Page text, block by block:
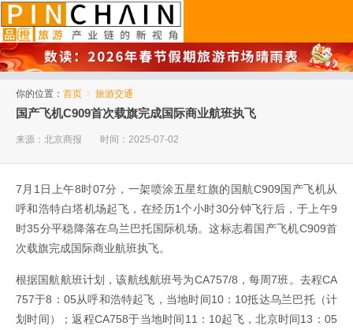
你的位置： 首页 > 旅游交通
国产飞机C909首次载旗完成国际商业航班执飞
来源：北京商报 时间：2025-07-02
7月1日上午8时07分，一架喷涂五星红旗的国航C909国产飞机从
呼和浩特白塔机场起飞，在经历1个小时30分钟飞行后，于上午9
时35分平稳降落在乌兰巴托国际机场。这标志着国产飞机C909首
次载旗完成国际商业航班执飞。
根据国航航班计划，该航线航班号为CA757/8，每周7班。去程CA
757于8：05从呼和浩特起飞，当地时间10：10抵达乌兰巴托（计
划时间）；返程CA758于当地时间11：10起飞，北京时间13：05